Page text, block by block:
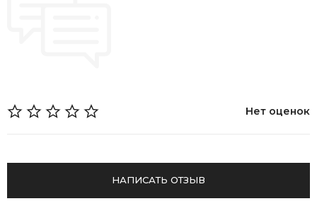
Нет оценок
НАПИСАТЬ ОТЗЫВ